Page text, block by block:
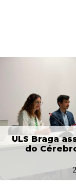
ULS Braga
do